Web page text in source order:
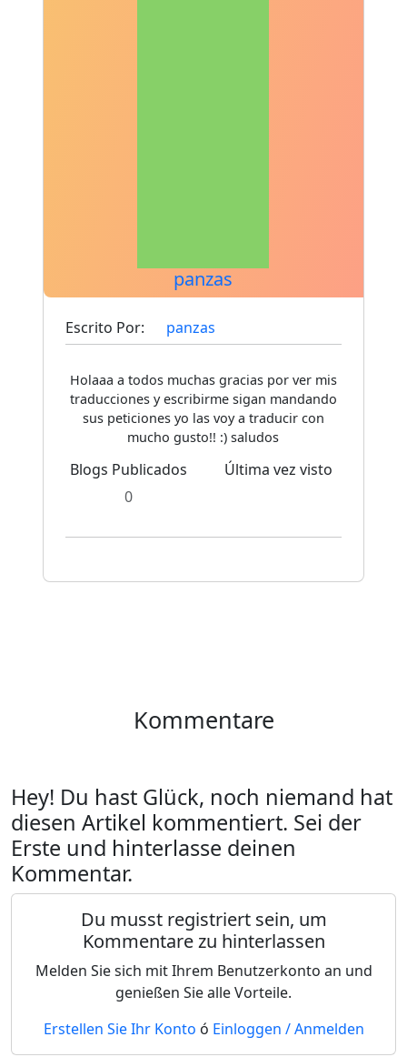
panzas
Escrito Por: panzas
Holaaa a todos muchas gracias por ver mis
traducciones y escribirme sigan mandando
sus peticiones yo las voy a traducir con
mucho gusto!! :) saludos
Blogs Publicados
0
Última vez visto
Kommentare
Hey! Du hast Glück, noch niemand hat
diesen Artikel kommentiert. Sei der
Erste und hinterlasse deinen
Kommentar.
Du musst registriert sein, um
Kommentare zu hinterlassen
Melden Sie sich mit Ihrem Benutzerkonto an und
genießen Sie alle Vorteile.
Erstellen Sie Ihr Konto ó Einloggen / Anmelden